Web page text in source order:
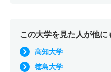
この大学を見た人が他に
高知大学
徳島大学